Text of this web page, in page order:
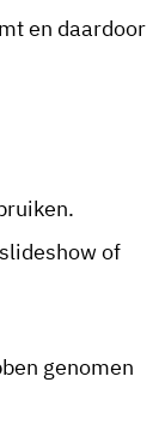
en daardoor
of
genomen